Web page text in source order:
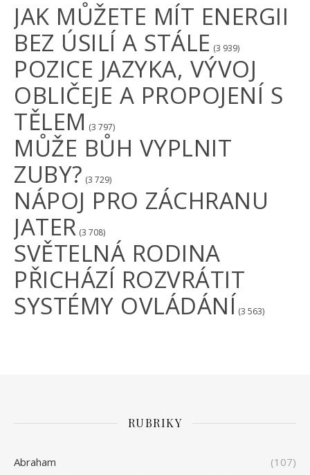
JAK MŮŽETE MÍT ENERGII
BEZ ÚSILÍ A STÁLE (3 939)
POZICE JAZYKA, VÝVOJ
OBLIČEJE A PROPOJENÍ S
TĚLEM (3 797)
MŮŽE BŮH VYPLNIT
ZUBY? (3 729)
NÁPOJ PRO ZÁCHRANU
JATER (3 708)
SVĚTELNÁ RODINA
PŘICHÁZÍ ROZVRÁTIT
SYSTÉMY OVLÁDÁNÍ (3 563)
RUBRIKY
Abraham (107)